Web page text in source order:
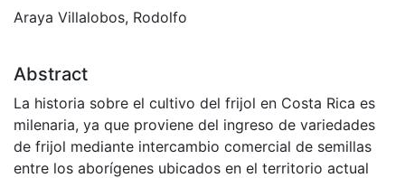
Araya Villalobos, Rodolfo
Abstract
La historia sobre el cultivo del frijol en Costa Rica es
milenaria, ya que proviene del ingreso de variedades
de frijol mediante intercambio comercial de semillas
entre los aborígenes ubicados en el territorio actual